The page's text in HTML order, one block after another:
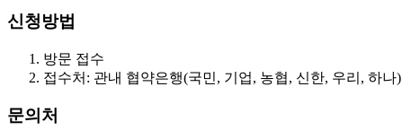
신청방법
방문 접수
접수처: 관내 협약은행(국민, 기업, 농협, 신한, 우리, 하나)
문의처